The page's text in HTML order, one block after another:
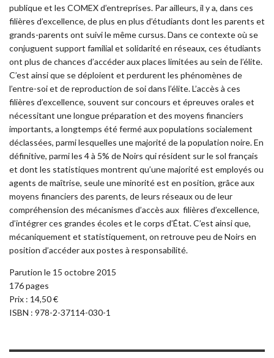
publique et les COMEX d’entreprises. Par ailleurs, il y a, dans ces
filières d’excellence, de plus en plus d’étudiants dont les parents et
grands-parents ont suivi le même cursus. Dans ce contexte où se
conjuguent support familial et solidarité en réseaux, ces étudiants
ont plus de chances d’accéder aux places limitées au sein de l’élite.
C’est ainsi que se déploient et perdurent les phénomènes de
l’entre-soi et de reproduction de soi dans l’élite. L’accès à ces
filières d’excellence, souvent sur concours et épreuves orales et
nécessitant une longue préparation et des moyens financiers
importants, a longtemps été fermé aux populations socialement
déclassées, parmi lesquelles une majorité de la population noire. En
définitive, parmi les 4 à 5% de Noirs qui résident sur le sol français
et dont les statistiques montrent qu’une majorité est employés ou
agents de maîtrise, seule une minorité est en position, grâce aux
moyens financiers des parents, de leurs réseaux ou de leur
compréhension des mécanismes d’accès aux filières d’excellence,
d’intégrer ces grandes écoles et le corps d’État. C’est ainsi que,
mécaniquement et statistiquement, on retrouve peu de Noirs en
position d’accéder aux postes à responsabilité.
Parution le 15 octobre 2015
176 pages
Prix : 14,50 €
ISBN : 978-2-37114-030-1